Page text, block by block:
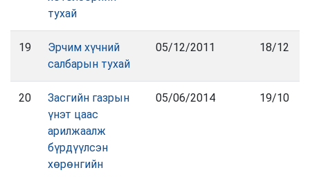
тухай
19
Эрчим хүчний
салбарын тухай
05/12/2011 18/12
20
Засгийн газрын
үнэт цаас
арилжаалж
бүрдүүлсэн
хөрөнгийн
05/06/2014 19/10